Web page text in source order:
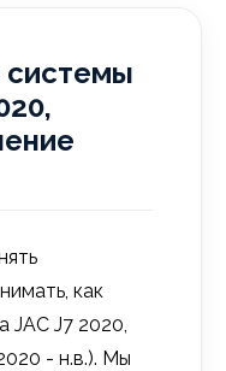
системы
как
JAC J7 2020,
- н.в.). Мы